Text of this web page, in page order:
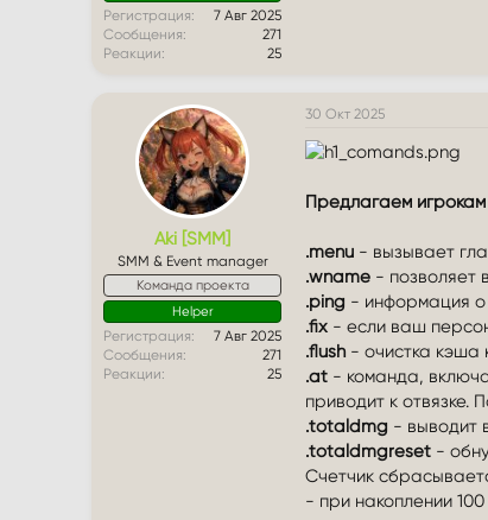
Регистрация
7 Авг 2025
Сообщения
271
Реакции
25
Aki [SMM]
SMM & Event manager
Команда проекта
Helper
Регистрация
7 Авг 2025
Сообщения
271
Реакции
25
30 Окт 2025
Предлагаем игрокам
.menu - вызывает
.wname - позволяет
.ping - информация о
.fix - если ваш
.flush - очистка кэша
.at - команда,
приводит к отвязке.
.totaldmg - выводит
.totaldmgreset -
Счетчик
- при накоплении